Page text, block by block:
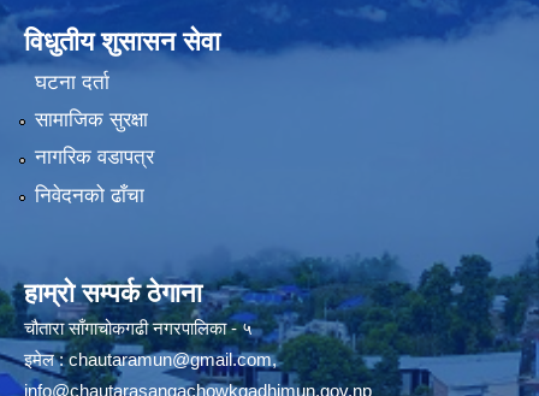
विधुतीय शुसासन सेवा
घटना दर्ता
सामाजिक सुरक्षा
नागरिक वडापत्र
निवेदनको ढाँचा
हाम्रो सम्पर्क ठेगाना
चौतारा साँगाचोकगढी नगरपालिका - ५
इमेल :chautaramun@gmail.com,
info@chautarasangachowkgadhimun.gov.np